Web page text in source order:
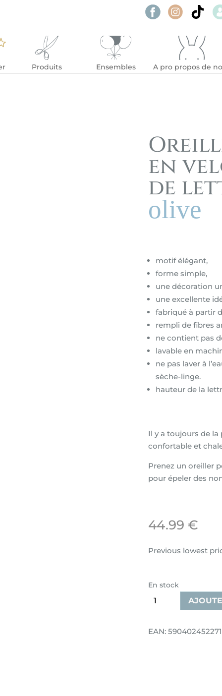
Produits Ensembles A pro propos de
en
de
olive
motif élégant,
forme simple,
une décoration
une excellente
fabriqué à partir
rempli de fibres
ne contient pas
lavable en
ne pas laver à
sèche-linge.
hauteur de la
Il y a toujours de
confortable et
Prenez un oreiller
pour épeler des
44.99 €
Previous lowest
En stock
quantité
décoratif
EAN: